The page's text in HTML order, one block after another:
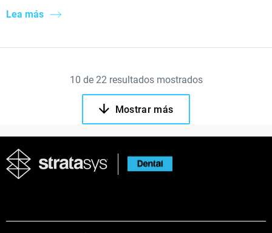
Lea más
10 de 22resultados mostrados
Mostrar más